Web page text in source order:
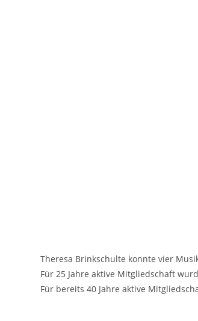
Theresa Brinkschulte konnte vier
Für 25 Jahre aktive Mitgliedschaft
Für bereits 40 Jahre aktive